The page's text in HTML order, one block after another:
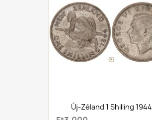
Új-Zéland 1 Shilling 1944